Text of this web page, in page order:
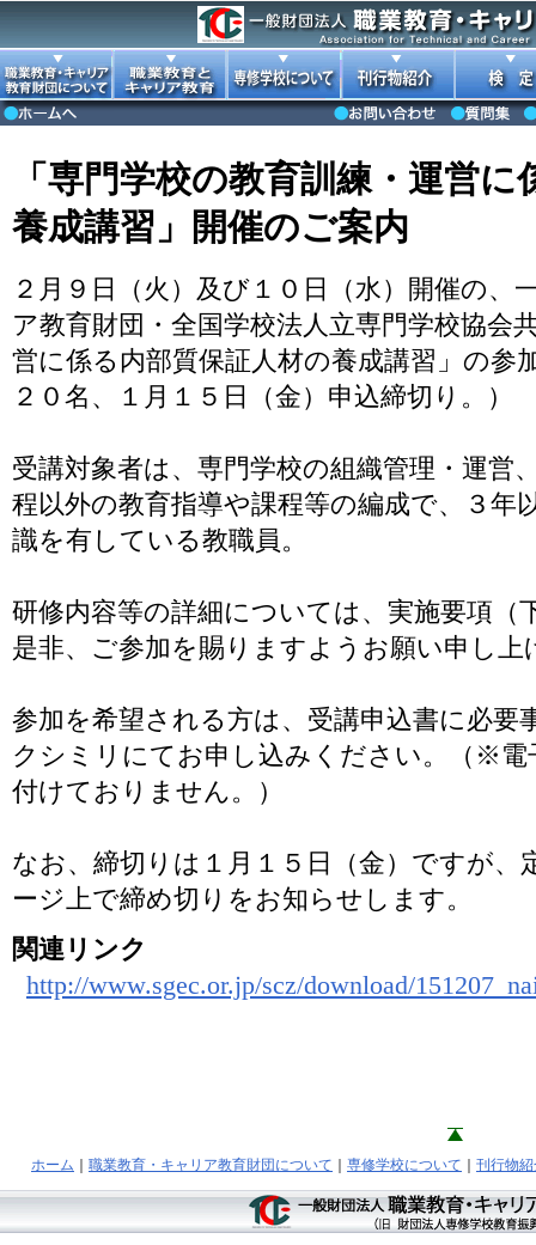
「専門学校の教育訓練・運営
養成講習」開催のご案内
２月９日（火）及び１０日（水）開催の、
ア教育財団・全国学校法人立専門学校協会
営に係る内部質保証人材の養成講習」の参
２０名、１月１５日（金）申込締切り。）
受講対象者は、専門学校の組織管理・運営
程以外の教育指導や課程等の編成で、３年
識を有している教職員。
研修内容等の詳細については、実施要項（
是非、ご参加を賜りますようお願い申し上
参加を希望される方は、受講申込書に必要
クシミリにてお申し込みください。（※
付けておりません。）
なお、締切りは１月１５日（金）ですが、
ージ上で締め切りをお知らせします。
関連リンク
http://www.sgec.or.jp/scz/download/
ホーム 職業教育・キャリア教育財団について 専修学校について 刊行物